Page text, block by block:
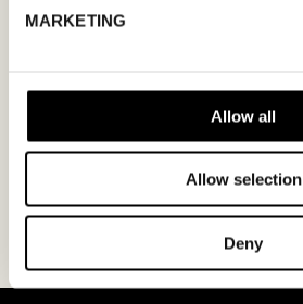
MARKETING
Allow all
Allow selection
Deny
ÅÅÅÅ
Jag godkännerintegritetspolicyn.